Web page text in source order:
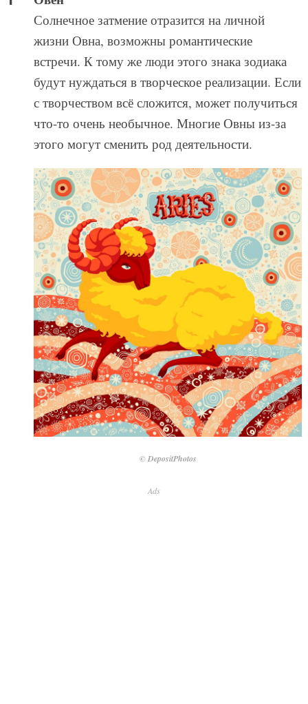
Солнечное затмение отразится на личной
жизни Овна, возможны романтические
встречи. К тому же люди этого знака зодиака
будут нуждаться в творческое реализации. Если
с творчеством всё сложится, может получиться
что-то очень необычное. Многие Овны из-за
этого могут сменить род деятельности.
© DepositPhotos
Ads